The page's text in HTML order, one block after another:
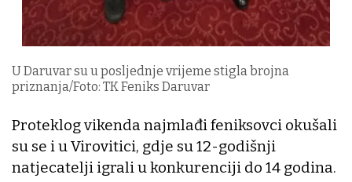
U Daruvar su u posljednje vrijeme stigla brojna
priznanja/Foto: TK Feniks Daruvar
Proteklog vikenda najmlađi feniksovci okušali
su se i u Virovitici, gdje su 12-godišnji
natjecatelji igrali u konkurenciji do 14 godina.